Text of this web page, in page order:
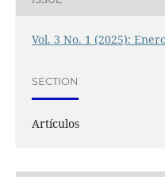
Vol. 3 No. 1 (2025):
SECTION
Artículos